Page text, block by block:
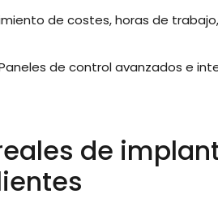
de costes, horas de
de control avanzados e
de